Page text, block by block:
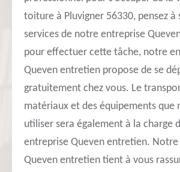
toiture à Pluvigner 56330, pensez à
services de notre entreprise
pour effectuer cette tâche, notre
Queven entretien propose de se
gratuitement chez vous. Le
matériaux et des équipements que
utiliser sera également à la charge
entreprise Queven entretien.
Queven entretien tient à vous